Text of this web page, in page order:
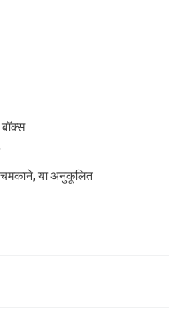
चमकाने, या अनुकूलित